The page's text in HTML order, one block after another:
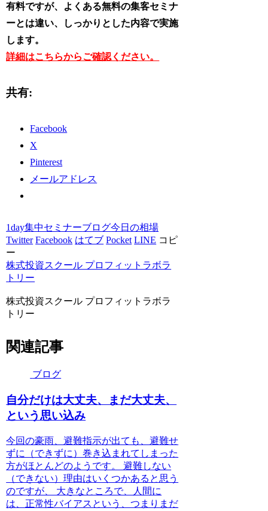
有料ですが、よくある無料の集客セミナ
ーとは違い、しっかりとした内容で実施
します。
詳細はこちらからご確認ください。
共有:
Facebook
X
Pinterest
メールアドレス
1day集中セミナーブログ今日の相場
Twitter Facebook はてブ Pocket LINE コピ
ー
株式投資スクール プロフィットラボラ
トリー
株式投資スクール プロフィットラボラ
トリー
関連記事
ブログ
自分だけは大丈夫、まだ大丈夫、
という思い込み
今回の豪雨、避難指示が出ても、避難せ
ずに（できずに）巻き込まれてしまった
方がほとんどのようです。 避難しない
（できない）理由はいくつかあると思う
のですが、 大きなところで、人間に
は、正常性バイアスという、つまりまだ